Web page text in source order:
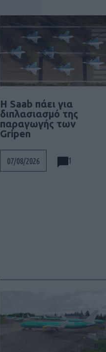
H Saab πάει για
διπλασιασμό της
παραγωγής των
Gripen
07/08/2026 1